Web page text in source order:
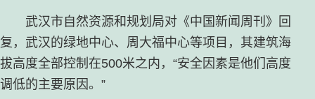
武汉市自然资源和规划局对《中国新闻周刊》回
复，武汉的绿地中心、周大福中心等项目，其建筑海
拔高度全部控制在500米之内，“安全因素是他们高度
调低的主要原因。”